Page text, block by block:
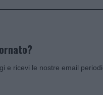
e ricevi le nostre email